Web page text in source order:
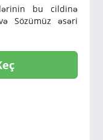
bu cildinə
Sözümüz əsəri